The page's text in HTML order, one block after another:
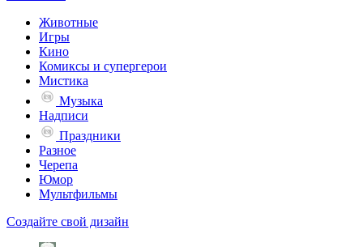
Животные
Игры
Кино
Комиксы и супергерои
Мистика
Музыка
Надписи
Праздники
Разное
Черепа
Юмор
Мультфильмы
Создайте свой дизайн